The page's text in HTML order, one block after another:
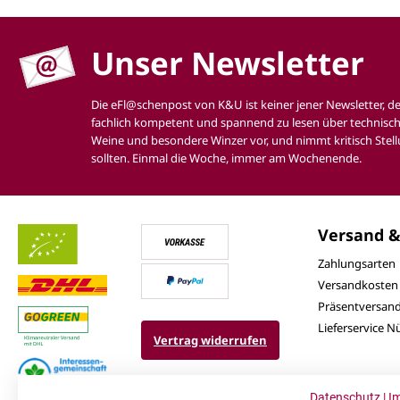
Unser Newsletter
Die eFl@schenpost von K&U ist keiner jener Newsletter,
fachlich kompetent und spannend zu lesen über
Weine und besondere Winzer vor, und nimmt kritisch
sollten. Einmal die Woche, immer am Wochenende.
Vertrag widerrufen
Versand
Zahlungsarten
Versandkosten
Präsentversand
Lieferservice